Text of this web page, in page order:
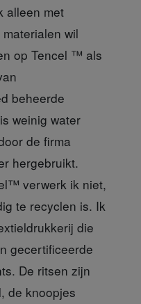
alleen met
wil
op Tencel ™ als
beheerde
weinig water
de firma
hergebruikt.
verwerk ik niet,
te recyclen is. Ik
die
gecertificeerde
De ritsen zijn
de knoopjes